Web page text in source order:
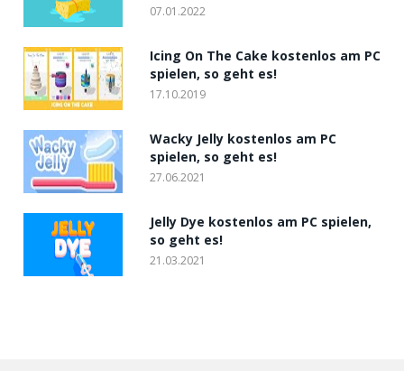
07.01.2022
Icing On The Cake kostenlos am PC
spielen, so geht es!
17.10.2019
Wacky Jelly kostenlos am PC
spielen, so geht es!
27.06.2021
Jelly Dye kostenlos am PC spielen,
so geht es!
21.03.2021